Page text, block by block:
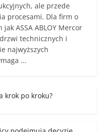
ale przede
procesami. Dla firm o
ASSA ABLOY Mercor
technicznych i
najwyższych
…
krok po kroku?